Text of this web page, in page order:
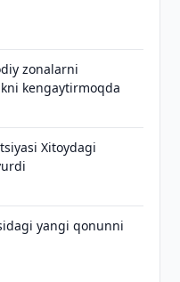
zonalarni
kengaytirmoqda
Xitoydagi
yangi qonunni